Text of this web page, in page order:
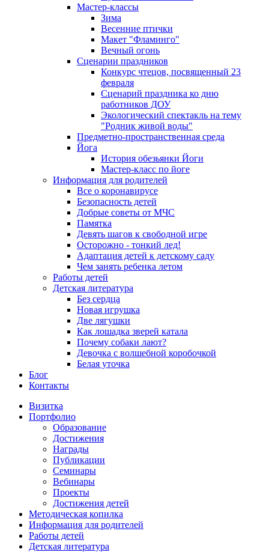
Мастер-классы
Зима
Весенние птички
Макет "Фламинго"
Вечный огонь
Сценарии праздников
Конкурс чтецов, посвященный 23
февраля
Сценарий праздника ко дню
работников ДОУ
Экологический спектакль на тему
"Родник живой воды"
Предметно-пространственная среда
Йога
История обезьянки Йоги
Мастер-класс по йоге
Информация для родителей
Все о коронавирусе
Безопасность детей
Добрые советы от МЧС
Памятка
Девять шагов к свободной игре
Осторожно - тонкий лед!
Адаптация детей к детскому саду
Чем занять ребенка летом
Работы детей
Детская литература
Без сердца
Новая игрушка
Две лягушки
Как лошадка зверей катала
Почему собаки лают?
Девочка с волшебной коробочкой
Белая уточка
Блог
Контакты
Визитка
Портфолио
Образование
Достижения
Награды
Публикации
Семинары
Вебинары
Проекты
Достижения детей
Методическая копилка
Информация для родителей
Работы детей
Детская литература